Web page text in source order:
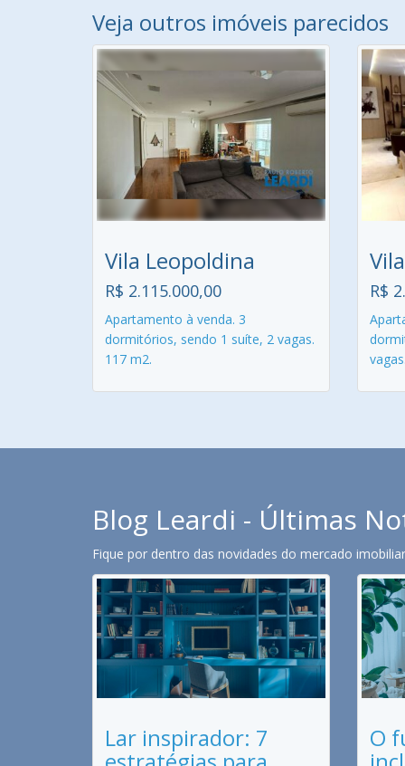
Veja outros imóveis parecidos
Vila Leopoldina
R$ 2.115.000,00
Apartamento à venda. 3
dormitórios, sendo 1 suíte, 2 vagas.
117 m2.
R$
Blog Leardi - Últimas
Fique por dentro das novidades do mercado
Lar inspirador: 7 O